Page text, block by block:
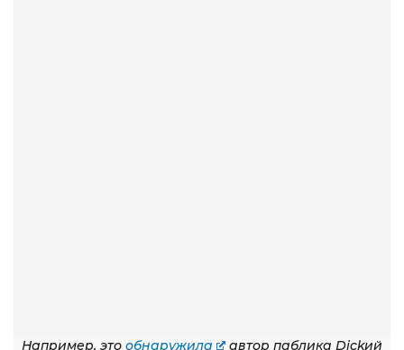
Например, это обнаружила
автор паблика Dickий